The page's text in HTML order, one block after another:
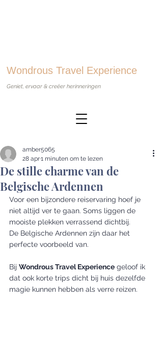
Wondrous Travel Experience
Geniet, ervaar & creëer herinneringen
De stille charme van de
Belgische Ardennen
amber5065
28 apr1 minuten om te lezen
Voor een bijzondere reiservaring hoef je
niet altijd ver te gaan. Soms liggen de
mooiste plekken verrassend dichtbij.
De Belgische Ardennen zijn daar het
perfecte voorbeeld van.
Bij Wondrous Travel Experience geloof ik
dat ook korte trips dicht bij huis dezelfde
magie kunnen hebben als verre reizen.